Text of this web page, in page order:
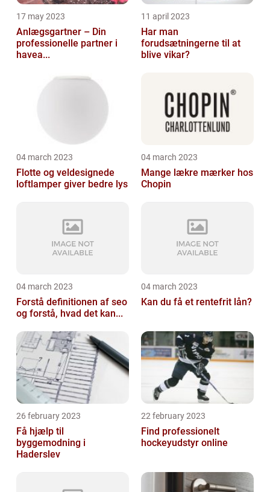
17 may 2023
Anlægsgartner – Din
professionelle partner i
havea...
11 april 2023
Har man
forudsætningerne til at
blive vikar?
04 march 2023
Flotte og veldesignede
loftlamper giver bedre lys
04 march 2023
Mange lækre mærker hos
Chopin
04 march 2023
Forstå definitionen af seo
og forstå, hvad det kan...
04 march 2023
Kan du få et rentefrit lån?
26 february 2023
Få hjælp til
byggemodning i
Haderslev
22 february 2023
Find professionelt
hockeyudstyr online